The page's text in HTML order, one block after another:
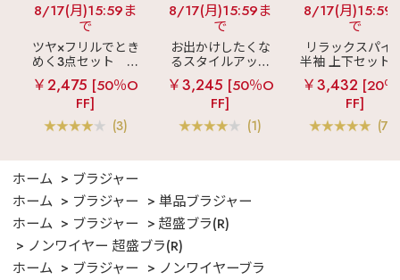
8/17(月)15:59ま
で
ツヤ×フリルでとき
めく3点セット
シ
ルキー ショートパ
ンツ 3点セット
￥2,475 [50％O
FF]
(3)
8/17(月)15:59ま
で
お出かけしたくな
るスタイルアップ
見え
ストライプ
フリル ロングパン
ツ 綿混 上下セット
￥3,245 [50％O
FF]
(1)
8/17(月)15:59
で
リラックスパイ
半袖 上下セット
女兼用サイズ)
￥3,432 [20
FF]
ホーム
ブラジャー
ホーム
ブラジャー
単品ブラジャー
ホーム
ブラジャー
超盛ブラ(R)
ノンワイヤー 超盛ブラ(R)
ホーム
ブラジャー
ノンワイヤーブラ